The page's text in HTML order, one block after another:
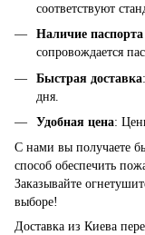
соответствуют
Наличие
сопровождается
Быстрая доставка
дня.
Удобная цена:
С нами вы получаете
способ обеспечить
Заказывайте
выборе!
Доставка из Киева